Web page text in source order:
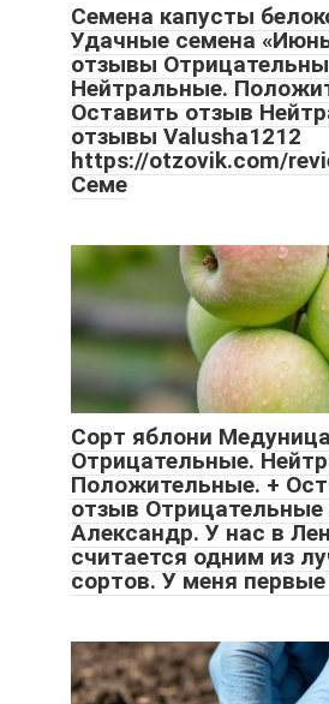
Семена капусты
Удачные семена
отзывы
Нейтральные.
Оставить отзыв
отзывы Valusha1212
https://otzovik.com/
Семе
Сорт яблони
Отрицательные.
Положительные. +
отзыв
Александр. У нас в
считается одним из
сортов. У меня